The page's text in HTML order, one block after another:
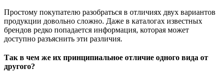
Простому покупателю разобраться в отличиях двух вариантов
продукции довольно сложно. Даже в каталогах известных
брендов редко попадается информация, которая может
доступно разъяснить эти различия.
Так в чем же их принципиальное отличие одного вида от
другого?